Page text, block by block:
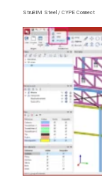
StruBIM Steel / CYPE Connect